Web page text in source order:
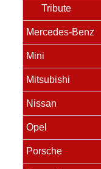
Tribute
Mercedes-Benz
Mini
Mitsubishi
Nissan
Opel
Porsche